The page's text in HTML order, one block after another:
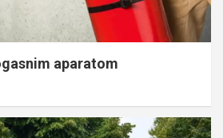
aparatom